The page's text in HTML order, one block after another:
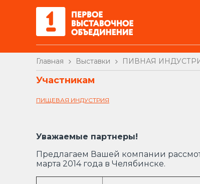
Главная Выставки ПИВНАЯ
Участникам
ПИЩЕВАЯ ИНДУСТРИЯ
Уважаемые партнеры!
Предлагаем Вашей компании
марта 2014 года в Челябинске.